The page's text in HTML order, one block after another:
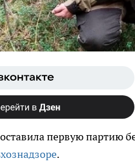
первую партию
.